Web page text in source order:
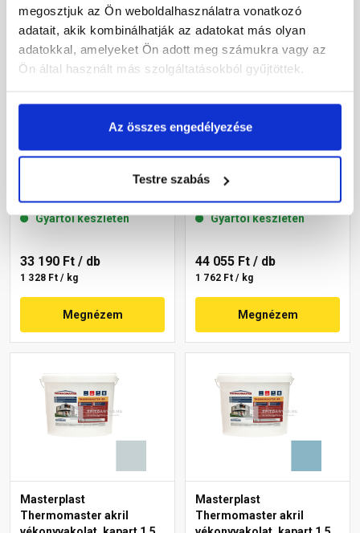
megosztjuk az Ön weboldalhasználatra vonatkozó
adatait, akik kombinálhatják az adatokat más olyan
adatokkal, amelyeket Ön adott meg számukra vagy az
Ön által használt más szolgáltatásokból gyűjtöttek.
Az összes engedélyezése
Testre szabás
Masterplast
Thermomaster szilikon
mm 36-F 25 kg
Gyártói készleten
33 190 Ft / db
1 328 Ft / kg
Megnézem
Masterplast
Thermomaster szilikon
vékonyvakolat, kapart 1,5
mm 36-C 25 kg
Gyártói készleten
44 055 Ft / db
1 762 Ft / kg
Megnézem
Masterplast
Thermomaster akril
Masterplast
Thermomaster akril